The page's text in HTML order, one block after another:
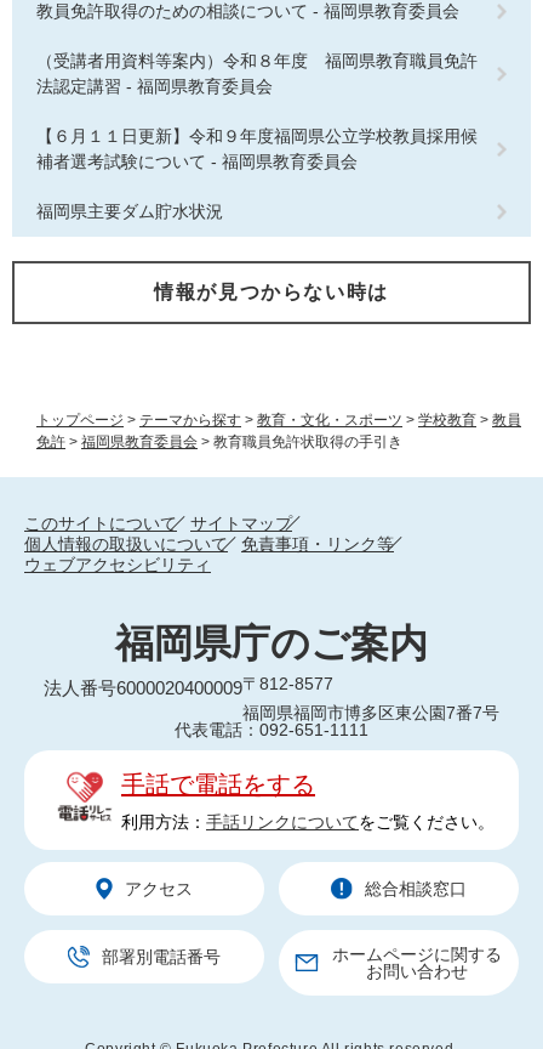
トップページ > テーマから探す > 教育・文化・スポーツ > 学校教育 > 教員
免許 > 福岡県教育委員会 > 教育職員免許状取得の手引き
教員免許取得のための相談について - 福岡県教育委員会
（受講者用資料等案内）令和８年度 福岡県教育職員免許
法認定講習 - 福岡県教育委員会
【６月１１日更新】令和９年度福岡県公立学校教員採用候
補者選考試験について - 福岡県教育委員会
福岡県主要ダム貯水状況
情報が見つからない時は
このサイトについて
サイトマップ
個人情報の取扱いについて
免責事項・リンク等
ウェブアクセシビリティ
福岡県庁のご案内
法人番号6000020400009〒812-8577
福岡県福岡市博多区東公園7番7号
代表電話：092-651-1111
手話で電話をする
利用方法： 手話リンクについてをご覧ください。
アクセス 総合相談窓口
部署別電話番号
ホームページに関する
お問い合わせ